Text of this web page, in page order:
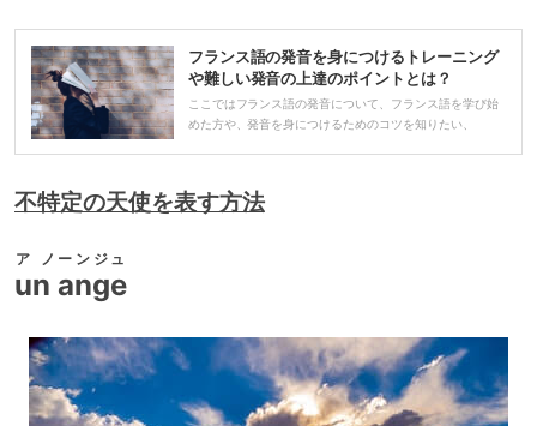
ー
ヤ
ー
フランス語の発音を身につけるトレーニング
や難しい発音の上達のポイントとは？
ここではフランス語の発音について、フランス語を学び始
めた方や、発音を身につけるためのコツを知りたい、
不特定の天使を表す方法
un ange
ア ノーンジュ